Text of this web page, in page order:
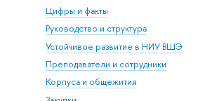
Цифры и факты
Руководство и структура
Устойчивое развитие в НИУ ВШЭ
Преподаватели и сотрудники
Корпуса и общежития